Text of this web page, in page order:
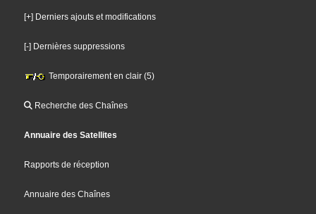
[+] Derniers ajouts et modifications
[-] Dernières suppressions
Temporairement en clair (5)
Recherche des Chaînes
Annuaire des Satellites
Rapports de réception
Annuaire des Chaînes